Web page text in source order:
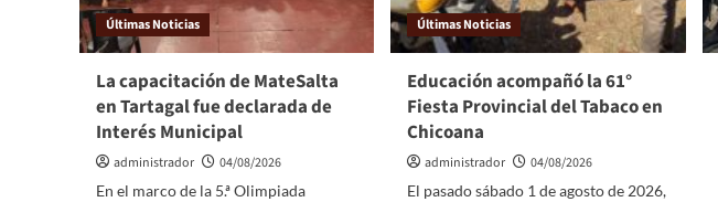
Últimas Noticias
La capacitación de MateSalta
en Tartagal fue declarada de
Interés Municipal
administrador
04/08/2026
En el marco de la 5.ª Olimpiada
Últimas Noticias
Educación acompañó la 61°
Fiesta Provincial del Tabaco en
Chicoana
administrador
04/08/2026
El pasado sábado 1 de agosto de 2026,